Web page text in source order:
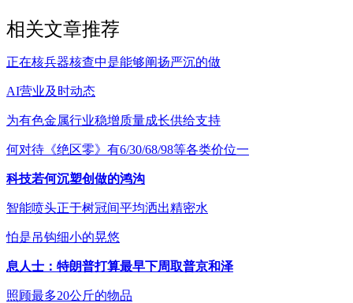
相关文章推荐
正在核兵器核查中是能够阐扬严沉的做
AI营业及时动态
为有色金属行业稳增质量成长供给支持
何对待《绝区零》有6/30/68/98等各类价位一
科技若何沉塑创做的鸿沟
智能喷头正于树冠间平均洒出精密水
怕是吊钩细小的晃悠
息人士：特朗普打算最早下周取普京和泽
照顾最多20公斤的物品